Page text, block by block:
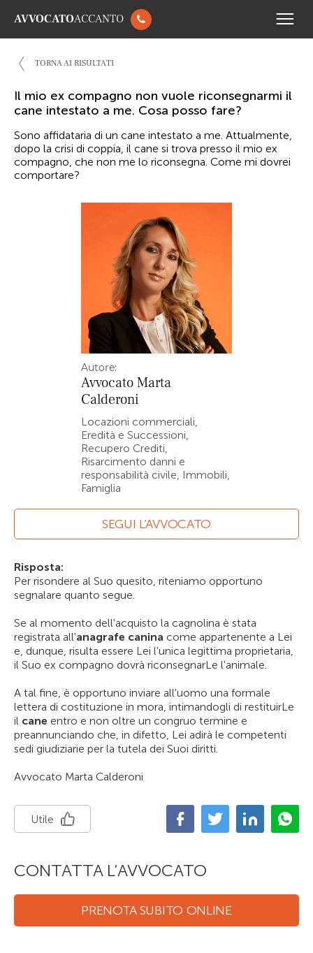
AVVOCATOACCANTO
TORNA AI RISULTATI
Il mio ex compagno non vuole riconsegnarmi il
cane intestato a me. Cosa posso fare?
Sono affidataria di un cane intestato a me. Attualmente,
dopo la crisi di coppia, il cane si trova presso il mio ex
compagno, che non me lo riconsegna. Come mi dovrei
comportare?
Autore:
AvvocatoMarta
Calderoni
Locazioni commerciali,
Eredità e Successioni,
Recupero Crediti,
Risarcimento danni e
responsabilità civile, Immobili,
Famiglia
SEGUI L’AVVOCATO
Risposta:
Per risondere al Suo quesito, riteniamo opportuno
segnalare quanto segue.
Se al momento dell'acquisto la cagnolina è stata
registrata all'anagrafe canina come appartenente a Lei
e, dunque, risulta essere Lei l'unica legittima proprietaria,
il Suo ex compagno dovrà riconsegnarLe l'animale.
A tal fine, è opportuno inviare all'uomo una formale
lettera di costituzione in mora, intimandogli di restituirLe
il cane entro e non oltre un congruo termine e
preannunciando che, in difetto, Lei adirà le competenti
sedi giudiziarie per la tutela dei Suoi diritti.
Avvocato Marta Calderoni
Utile
CONTATTA L’AVVOCATO
PRENOTA SUBITO ONLINE